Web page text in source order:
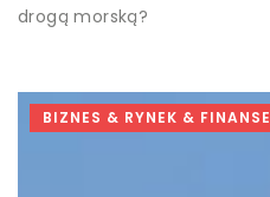
drogą morską?
BIZNES & RYNEK & FINANSE